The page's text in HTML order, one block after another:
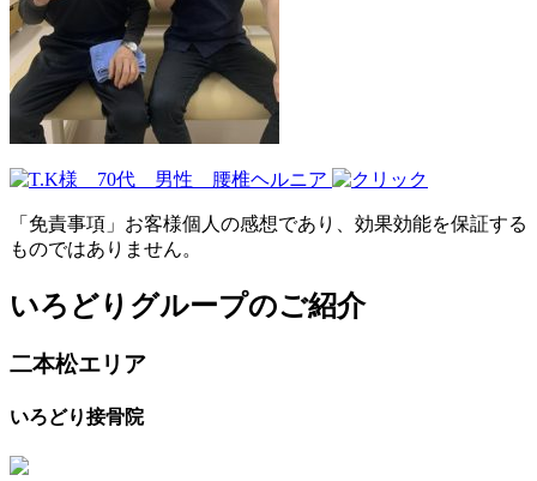
「免責事項」お客様個人の感想であり、効果効能を保証する
ものではありません。
いろどりグループのご紹介
二本松エリア
いろどり接骨院